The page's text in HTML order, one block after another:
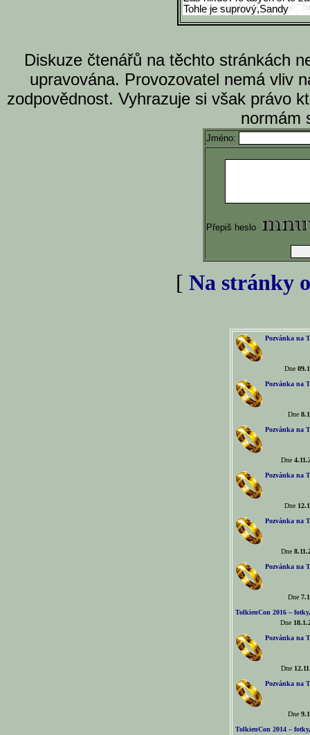
Tohle je suprový,Sandy
Diskuze čtenářů na těchto stránkách
upravována. Provozovatel nemá vliv
zodpovědnost. Vyhrazuje si však právo
normám
Jméno:
Přepiš heslo
[ Na stránky
Pozvánka na
Dne
Pozvánka na
Dne
Pozvánka na
Dne
Pozvánka na
Dne
Pozvánka na
Dne
Pozvánka na
Dne
TolkienCon 2016 –
Dne
Pozvánka na
Dne
Pozvánka na
Dne
TolkienCon 2014 –